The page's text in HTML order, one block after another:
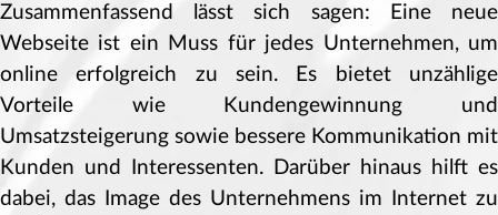
Zusammenfassend lässt sich sagen: Eine neue
Webseite ist ein Muss für jedes Unternehmen, um
online erfolgreich zu sein. Es bietet unzählige
Vorteile wie Kundengewinnung und
Umsatzsteigerung sowie bessere Kommunikation mit
Kunden und Interessenten. Darüber hinaus hilft es
dabei, das Image des Unternehmens im Internet zu